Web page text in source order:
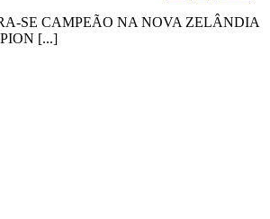
SE CAMPEÃO NA NOVA ZELÂNDIA
[...]